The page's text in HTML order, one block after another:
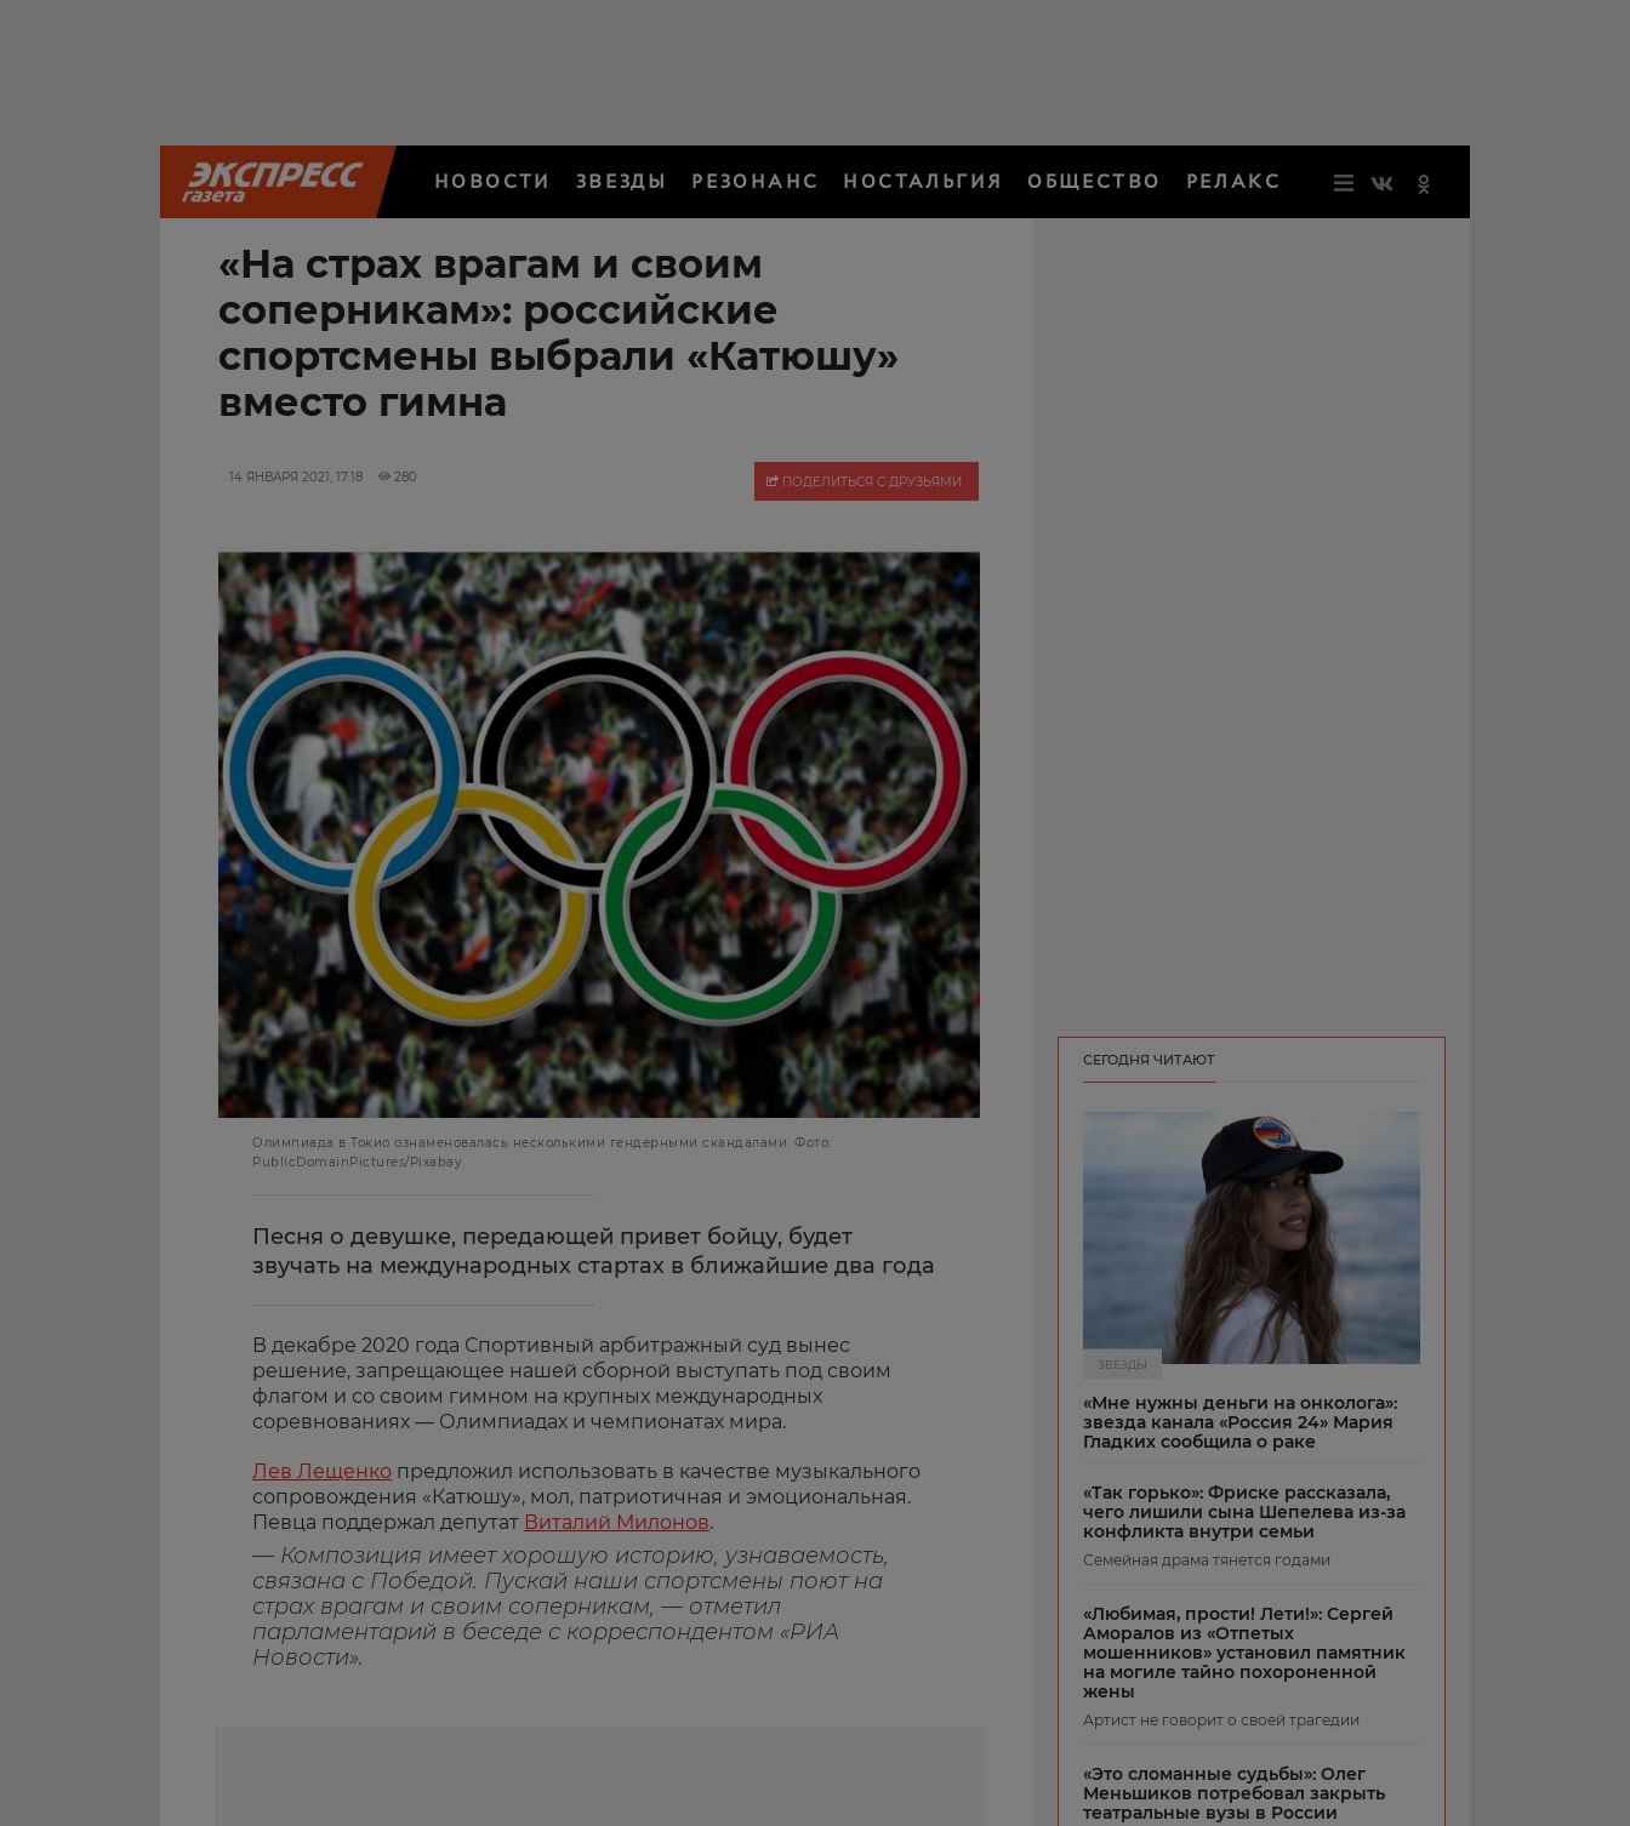
НОВОСТИ ЗВЕЗДЫ РЕЗОНАНС НОСТАЛЬГИЯ ОБЩЕСТВО РЕЛАКС
«На страх врагам и своим
соперникам»: российские
спортсмены выбрали «Катюшу»
вместо гимна
14 ЯНВАРЯ 2021, 17:18 280 ПОДЕЛИТЬСЯ С ДРУЗЬЯМИ
Олимпиада в Токио ознаменовалась несколькими гендерными скандалами. Фото:
PublicDomainPictures/Pixabay
Песня о девушке, передающей привет бойцу, будет
звучать на международных стартах в ближайшие два года
В декабре 2020 года Спортивный арбитражный суд вынес
решение, запрещающее нашей сборной выступать под своим
флагом и со своим гимном на крупных международных
соревнованиях — Олимпиадах и чемпионатах мира.
Лев Лещенко предложил использовать в качестве музыкального
сопровождения «Катюшу», мол, патриотичная и эмоциональная.
Певца поддержал депутат Виталий Милонов.
— Композиция имеет хорошую историю, узнаваемость,
связана с Победой. Пускай наши спортсмены поют на
страх врагам и своим соперникам, — отметил
парламентарий в беседе с корреспондентом «РИА
Новости».
СЕГОДНЯ ЧИТАЮТ
ЗВЕЗДЫ
«Мне нужны деньги на онколога»:
звезда канала «Россия 24» Мария
Гладких сообщила о раке
«Так горько»: Фриске рассказала,
чего лишили сына Шепелева из-за
конфликта внутри семьи
Семейная драма тянется годами
«Любимая, прости! Лети!»: Сергей
Аморалов из «Отпетых
мошенников» установил памятник
на могиле тайно похороненной
жены
Артист не говорит о своей трагедии
«Это сломанные судьбы»: Олег
Меньшиков потребовал закрыть
театральные вузы в России